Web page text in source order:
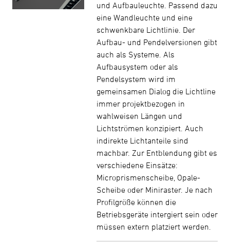
und Aufbauleuchte. Passend dazu
eine Wandleuchte und eine
schwenkbare Lichtlinie. Der
Aufbau- und Pendelversionen gibt
auch als Systeme. Als
Aufbausystem oder als
Pendelsystem wird im
gemeinsamen Dialog die Lichtline
immer projektbezogen in
wahlweisen Längen und
Lichtströmen konzipiert. Auch
indirekte Lichtanteile sind
machbar. Zur Entblendung gibt es
verschiedene Einsätze:
Microprismenscheibe, Opale-
Scheibe oder Miniraster. Je nach
Profilgröße können die
Betriebsgeräte intergiert sein oder
müssen extern platziert werden.